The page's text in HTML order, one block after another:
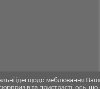
ідеї щодо меблювання
та пристрасті: ось, що